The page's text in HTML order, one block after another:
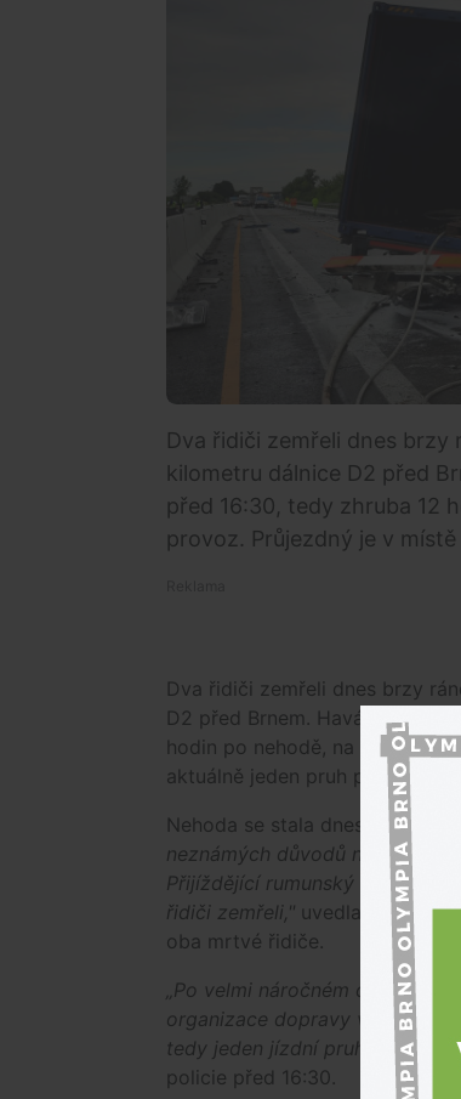
Dva řidiči zemřeli dnes brzy
kilometru dálnice D2 před
před 16:30, tedy zhruba 12
provoz. Průjezdný je v
Dva řidiči zemřeli dnes brzy
D2 před Brnem. Havárie se
hodin po nehodě, na síti X
aktuálně jeden pruh pro každý
Nehoda se stala dnes před
neznámých důvodů narazil do
Přijíždějící rumunský kamion
řidiči zemřeli," uvedla mluvčí
oba mrtvé řidiče.
„Po velmi náročném odklízení
organizace dopravy v omezení
tedy jeden jízdní pruh pro
policie před 16:30.